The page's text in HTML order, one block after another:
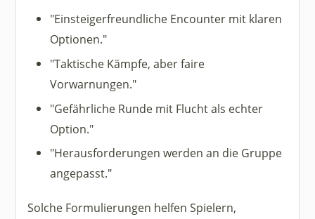
"Einsteigerfreundliche Encounter mit klaren
Optionen."
"Taktische Kämpfe, aber faire
Vorwarnungen."
"Gefährliche Runde mit Flucht als echter
Option."
"Herausforderungen werden an die Gruppe
angepasst."
Solche Formulierungen helfen Spielern,